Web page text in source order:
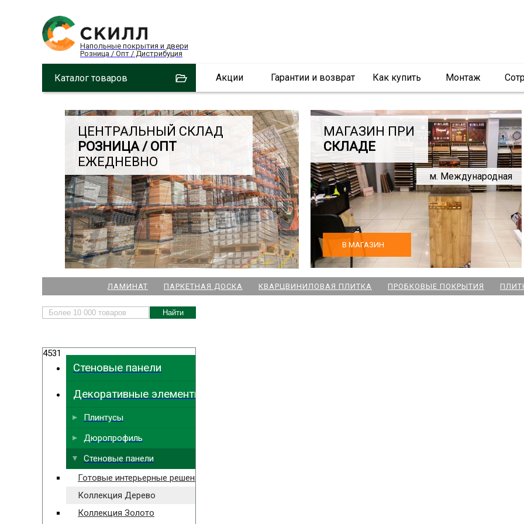
Напольные покрытия и двери
Розница / Опт / Дистрибуция
Каталог товаров Акции Гарантии и возврат Как купить Монтаж
ЦЕНТРАЛЬНЫЙ СКЛАД
РОЗНИЦА / ОПТ
ЕЖЕДНЕВНО
МАГАЗИН ПРИ
СКЛАДЕ
м. Международная
В МАГАЗИН
НАШИ МАГАЗИНЫ
Выбрать
ЛАМИНАТ ПАРКЕТНАЯ ДОСКА КВАРЦВИНИЛОВАЯ ПЛИТКА ПРОБКОВЫЕ ПОКРЫТИЯ
4531
Стеновые панели
Декоративные элементы
Плинтусы
Дюропрофиль
Стеновые панели
Готовые интерьерные решения
Коллекция Дерево
Коллекция Золото